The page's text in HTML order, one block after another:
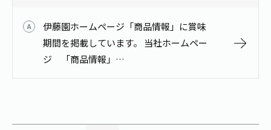
伊藤園ホームページ「商品情報」に賞味
期間を掲載しています。 当社ホームペー
ジ 「商品情報」
https://www.itoen.co.jp/products/